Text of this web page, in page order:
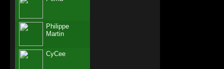
Philippe
Martin
CyCee